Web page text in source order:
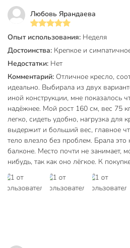
Как выбрать складное кресло
было удобным?
При выборе важно учитывать
подлокотников. Модель
находиться в
подлокотников в данной
напряжение с рук, что выгодно
табуретов.
Можно ли использовать это
пляже?
Да, модель отлично подходит
Металлический каркас и прочная
и влаге. Благодаря компактным
кресло легко разместится
Какой максимальный вес
Любовь Ярандаева
Опыт использования: Неделя
Достоинства: Крепкое и
Недостатки: Нет
Комментарий: Отличное кресло,
идеально. Выбирала из двух
иной конструкции, мне показалось
надёжнее. Мой рост 160 см, вес 75
легко, сидеть удобно, нагрузка для
выдержит и больший вес, главное
тело влезло без проблем. Брала это
балконе. Место почти не занимает,
нибудь, так как оно лёгкое. К